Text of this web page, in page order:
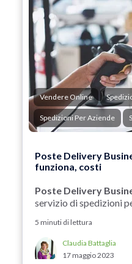
Vendere Online
Spedizioni Per Aziende
Poste Delivery
funziona, costi
Poste Delivery
servizio di spedizioni
5 minuti di lettura
Claudia Battaglia
17 maggio 2023